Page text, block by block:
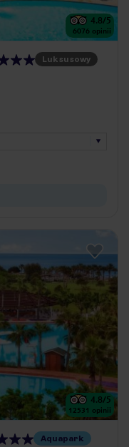
4.8/5
6076 opinii
Luksusowy
4.8/5
12531 opinii
Aquapark